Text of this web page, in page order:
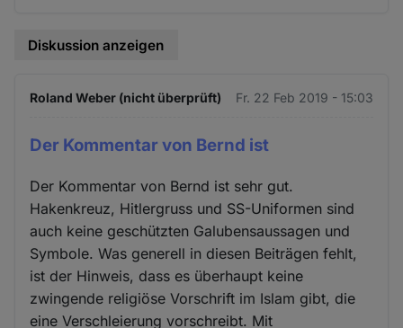
Diskussion anzeigen
Roland Weber (nicht überprüft) Fr. 22 Feb 2019 - 15:03
Der Kommentar von Bernd ist
Der Kommentar von Bernd ist sehr gut.
Hakenkreuz, Hitlergruss und SS-Uniformen sind
auch keine geschützten Galubensaussagen und
Symbole. Was generell in diesen Beiträgen fehlt,
ist der Hinweis, dass es überhaupt keine
zwingende religiöse Vorschrift im Islam gibt, die
eine Verschleierung vorschreibt. Mit